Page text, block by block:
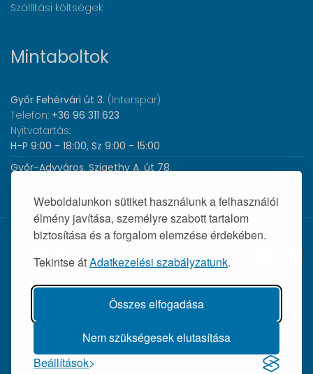
Weboldalunkon sütiket használunk a felhasználói
élmény javítása, személyre szabott tartalom
biztosítása és a forgalom elemzése érdekében.
Tekintse átAdatkezelési szabályzatunk.
Összes elfogadása
Nem szükségesek elutasítása
Beállítások
Szállítási költségek
Mintaboltok
Győr Fehérvári út 3. (Interspar)
Telefon: +36 96 311 623
Nyitvatartás:
H-P 9:00 - 18:00, Sz 9:00 - 15:00
Győr-Adyváros, Szigethy A. út 78.
Telefon:
Nyitvatartás:H-P 8:00 - 17:00
© 2026 Wolf Orvosi Műszer Kft. |